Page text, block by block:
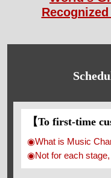
【To first-time
◉What is Music
◉Not for each stage,